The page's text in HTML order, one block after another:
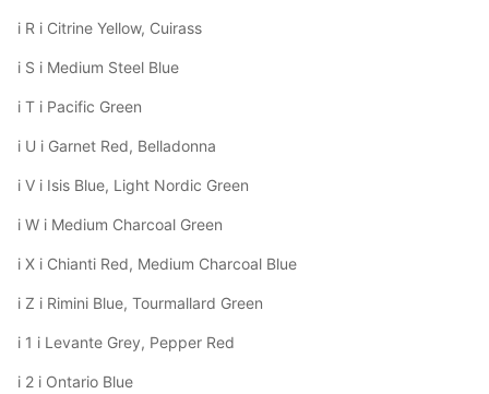
і R і Citrine Yellow, Cuirass
і S і Medium Steel Blue
і T і Pacific Green
і U і Garnet Red, Belladonna
і V і Isis Blue, Light Nordic Green
і W і Medium Charcoal Green
і X і Chianti Red, Medium Charcoal Blue
і Z і Rimini Blue, Tourmallard Green
і 1 і Levante Grey, Pepper Red
і 2 і Ontario Blue